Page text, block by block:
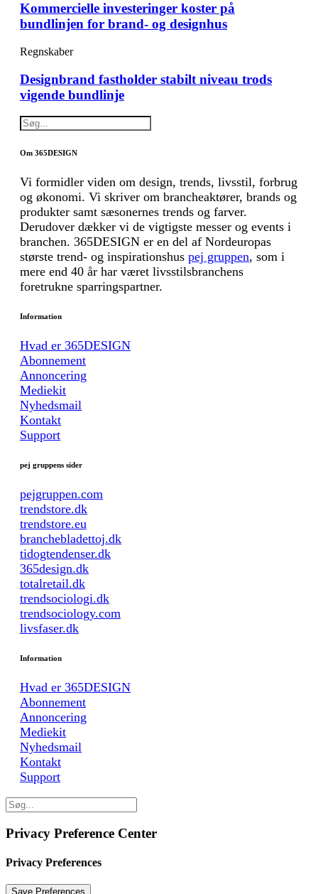
Kommercielle investeringer koster på
bundlinjen for brand- og designhus
Regnskaber
Designbrand fastholder stabilt niveau trods
vigende bundlinje
Om 365DESIGN
Vi formidler viden om design, trends, livsstil, forbrug
og økonomi. Vi skriver om brancheaktører, brands og
produkter samt sæsonernes trends og farver.
Derudover dækker vi de vigtigste messer og events i
branchen. 365DESIGN er en del af Nordeuropas
største trend- og inspirationshus pej gruppen, som i
mere end 40 år har været livsstilsbranchens
foretrukne sparringspartner.
Information
Hvad er 365DESIGN
Abonnement
Annoncering
Mediekit
Nyhedsmail
Kontakt
Support
pej gruppens sider
pejgruppen.com
trendstore.dk
trendstore.eu
branchebladettoj.dk
tidogtendenser.dk
365design.dk
totalretail.dk
trendsociologi.dk
trendsociology.com
livsfaser.dk
Information
Hvad er 365DESIGN
Abonnement
Annoncering
Mediekit
Nyhedsmail
Kontakt
Support
Privacy Preference Center
Privacy Preferences